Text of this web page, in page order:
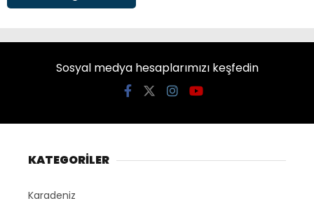
Sosyal medya hesaplarımızı keşfedin
KATEGORİLER
Karadeniz